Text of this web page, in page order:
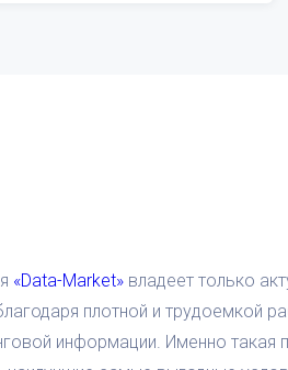
«Data-Market» владеет только
плотной и трудоемкой
информации. Именно такая